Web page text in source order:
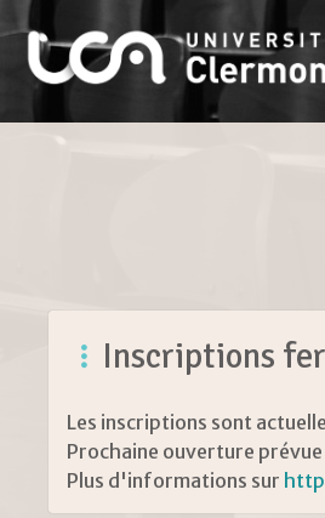
Inscriptions
Les inscriptions sont
Prochaine ouverture
Plus d'informations sur